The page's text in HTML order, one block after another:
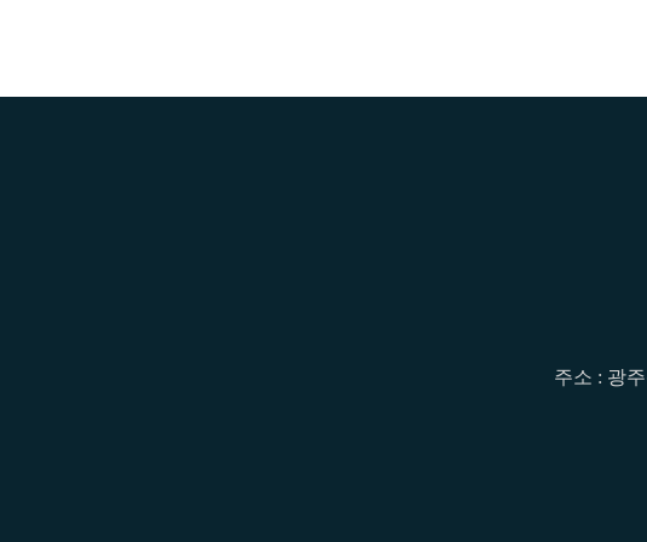
주소 : 광